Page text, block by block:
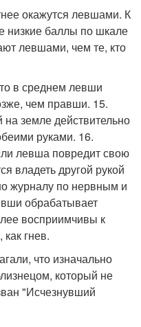
окажутся левшами. К
низкие баллы по шкале
левшами, чем те, кто
в среднем левши
чем правши. 15.
земле действительно
руками. 16.
левша повредит свою
владеть другой рукой
журналу по нервным и
обрабатывает
восприимчивы к
гнев.
что изначально
который не
"Исчезнувший